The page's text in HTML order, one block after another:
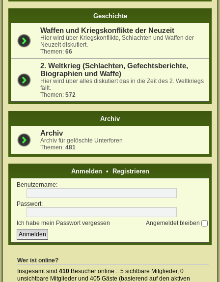
Geschichte
Waffen und Kriegskonflikte der Neuzeit
Hier wird über Kriegskonflikte, Schlachten und Waffen der
Neuzeit diskutiert.
Themen:66
2. Weltkrieg (Schlachten, Gefechtsberichte,
Biographien und Waffe)
Hier wird über alles diskutiert das in die Zeit des 2. Weltkriegs
fällt.
Themen:572
Archiv
Archiv
Archiv für gelöschte Unterforen
Themen:481
Anmelden• Registrieren
Benutzername:
Passwort:
Ich habe mein Passwort vergessen Angemeldet bleiben
Wer ist online?
Insgesamt sind410 Besucher online :: 5 sichtbare Mitglieder, 0
unsichtbare Mitglieder und 405 Gäste (basierend auf den aktiven